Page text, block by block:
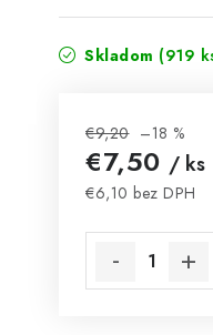
Skladom (919
€9,20 –18 %
€7,50 / ks
€6,10 bez DPH